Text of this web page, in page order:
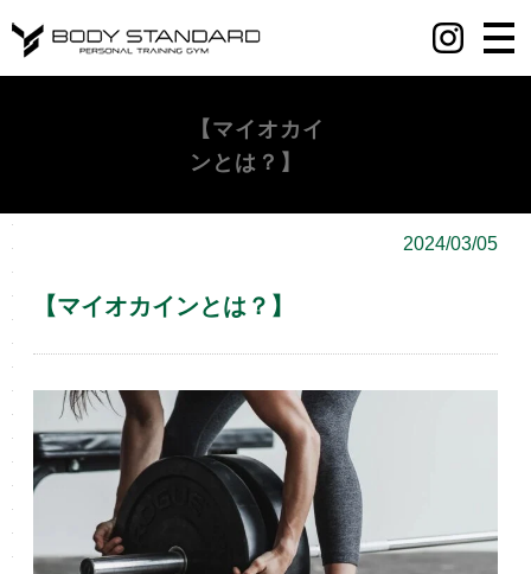
【マイオカイ
ンとは？】
2024/03/05
【マイオカインとは？】